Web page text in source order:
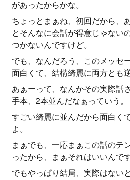
があったからかな。
ちょっとまぁね、初回だから、
とそんなに会話が得意じゃない
つかないんですけど。
でも、なんだろう、このメッセ
面白くて、結構綺麗に両方とも
あぁーって、なんかその実際話
手本、2本並んだなぁっていう。
すごい綺麗に並んだから面白く
よ。
まぁでも、一応まぁこの話のテ
ったから、まぁそれはいいんです
でもやっぱり結局、実際はない